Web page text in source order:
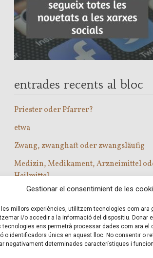
Gestionar el consentimient de les
les millors experiències, utilitzem tecnologies com ara
i/o accedir a la informació del dispositiu. Donar
tecnologies ens permetrà processar dades com ara el
o identificadors únics en aquest lloc. No consentir o
negativament determinades característiques i
entrades recents al bloc
Priester oder Pfarrer?
etwa
Zwang, zwanghaft oder zwangsläufig
Medizin, Medikament, Arzneimittel
Heilmittel
Com entrar a les classes d’alemany?